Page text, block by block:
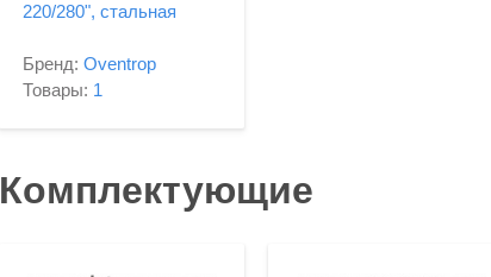
220/280", стальная
Бренд: Oventrop
Товары: 1
Комплектующие